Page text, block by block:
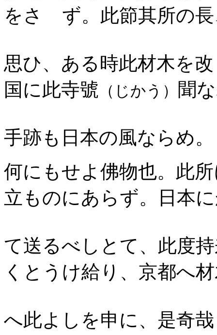
をさゝず。此節其所の
思ひ、ある時此材木を
国に此寺號 （じかう） 聞
手跡も日本の風ならめ。
何にもせよ佛物也。此
立ものにあらず。日本
て送るべしとて、此度
くとうけ給り、京都へ
へ此よしを申に、是奇哉